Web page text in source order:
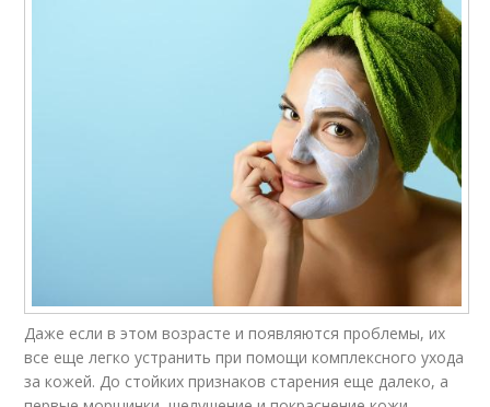
Даже если в этом возрасте и появляются проблемы, их
все еще легко устранить при помощи комплексного ухода
за кожей. До стойких признаков старения еще далеко, а